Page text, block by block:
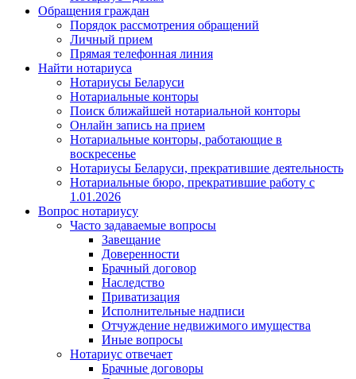
Обращения граждан
Порядок рассмотрения обращений
Личный прием
Прямая телефонная линия
Найти нотариуса
Нотариусы Беларуси
Нотариальные конторы
Поиск ближайшей нотариальной конторы
Онлайн запись на прием
Нотариальные конторы, работающие в
воскресенье
Нотариусы Беларуси, прекратившие деятельность
Нотариальные бюро, прекратившие работу с
1.01.2026
Вопрос нотариусу
Часто задаваемые вопросы
Завещание
Доверенности
Брачный договор
Наследство
Приватизация
Исполнительные надписи
Отчуждение недвижимого имущества
Иные вопросы
Нотариус отвечает
Брачные договоры